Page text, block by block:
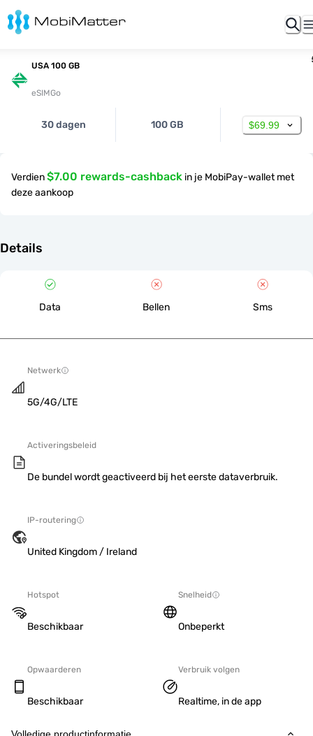
USA 100 GB
eSIMGo
30 dagen 100 GB $69.99
Verdien$7.00 rewards-cashback in je MobiPay-wallet met
deze aankoop
Details
Data Bellen Sms
Netwerk
5G/4G/LTE
Activeringsbeleid
De bundel wordt geactiveerd bij het eerste dataverbruik.
IP-routering
United Kingdom / Ireland
Hotspot
Beschikbaar
Snelheid
Onbeperkt
Opwaarderen
Beschikbaar
Verbruik volgen
Realtime, in de app